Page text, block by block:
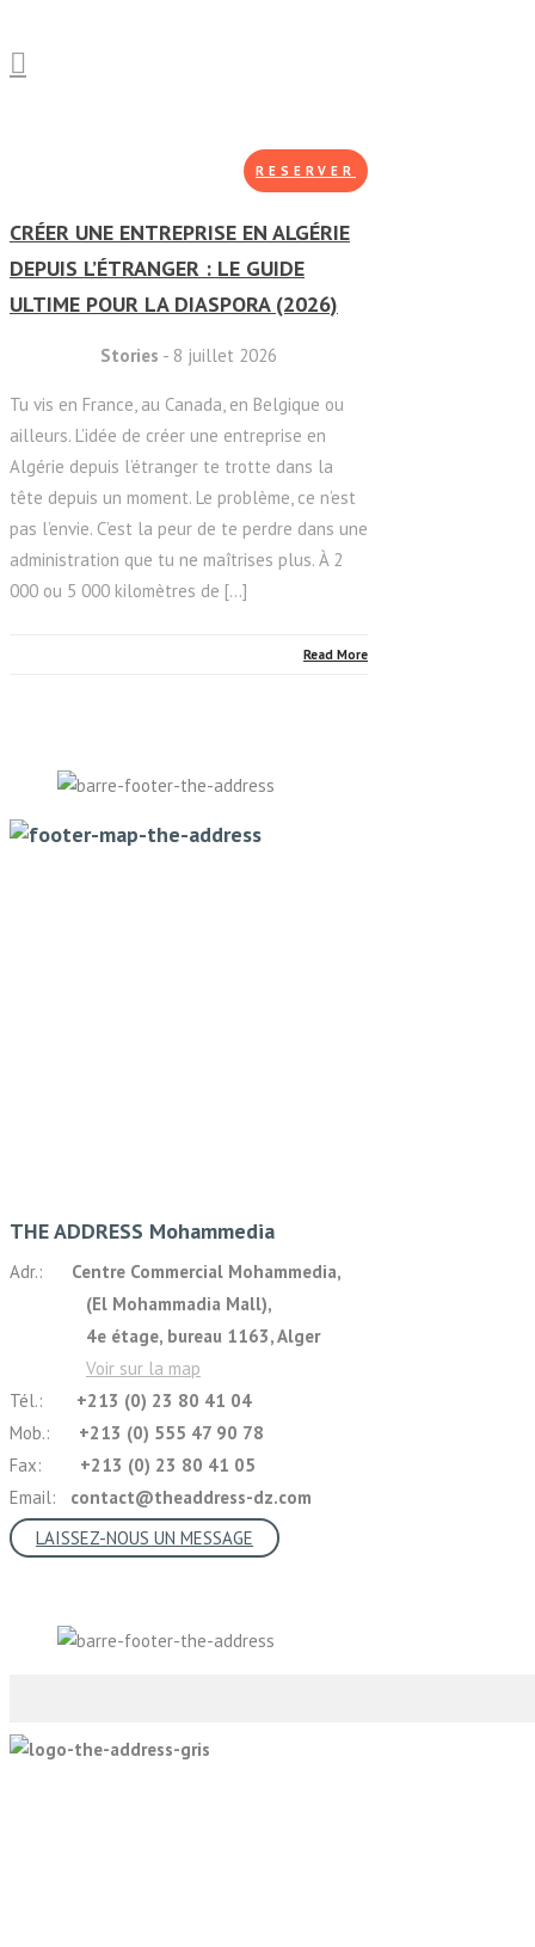
RESERVER
CRÉER UNE ENTREPRISE EN ALGÉRIE
DEPUIS L’ÉTRANGER : LE GUIDE
ULTIME POUR LA DIASPORA (2026)
Stories - 8 juillet 2026
Tu vis en France, au Canada, en Belgique ou
ailleurs. L’idée de créer une entreprise en
Algérie depuis l’étranger te trotte dans la
tête depuis un moment. Le problème, ce n’est
pas l’envie. C’est la peur de te perdre dans une
administration que tu ne maîtrises plus. À 2
000 ou 5 000 kilomètres de […]
Read More
THE ADDRESS Mohammedia
Adr.: Centre Commercial Mohammedia,
(El Mohammadia Mall),
4e étage, bureau 1163, Alger
Voir sur la map
Tél.:
+213 (0) 23 80 41 04
Mob.: +213 (0) 555 47 90 78
Fax: +213 (0) 23 80 41 05
Email: contact@theaddress-dz.com
LAISSEZ-NOUS UN MESSAGE